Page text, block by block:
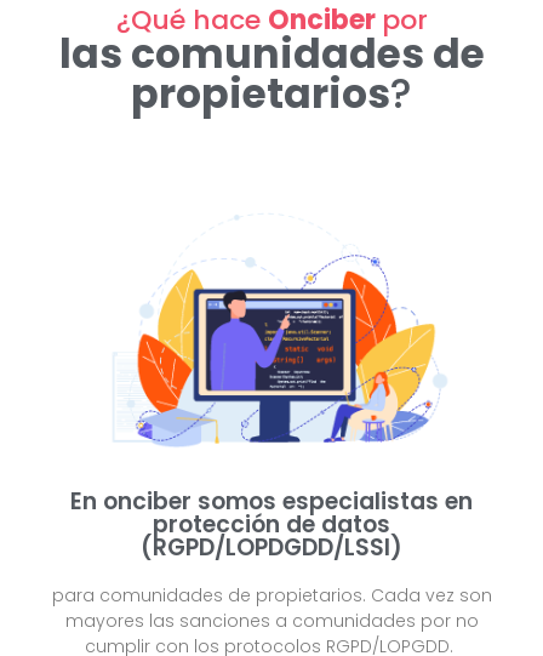
¿Qué hace Onciber por
las comunidades de
propietarios?
En onciber somos especialistas en
protección de datos
(RGPD/LOPDGDD/LSSI)
para comunidades de propietarios. Cada vez son
mayores las sanciones a comunidades por no
cumplir con los protocolos RGPD/LOPGDD.